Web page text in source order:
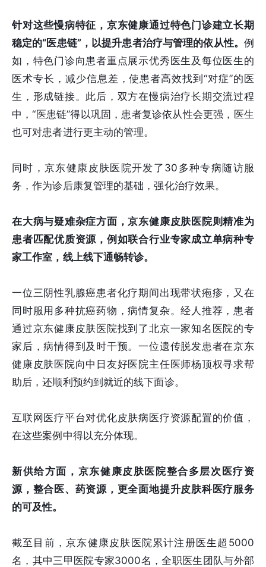
针对这些慢病特征，京东健康通过特色门诊建立长期
稳定的“医患链”，以提升患者治疗与管理的依从性。 例
如，特色门诊向患者重点展示优秀医生及每位医生的
医术专长，减少信息差，使患者高效找到“对症”的医
生，形成链接。此后，双方在慢病治疗长期交流过程
中，“医患链”得以巩固，患者复诊依从性会更强，医生
也可对患者进行更主动的管理。
同时，京东健康皮肤医院开发了30多种专病随访服
务，作为诊后康复管理的基础，强化治疗效果。
在大病与疑难杂症方面，京东健康皮肤医院则精准为
患者匹配优质资源，例如联合行业专家成立单病种专
家工作室，线上线下通畅转诊。
一位三阴性乳腺癌患者化疗期间出现带状疱疹，又在
同时服用多种抗癌药物，病情复杂。经人推荐，患者
通过京东健康皮肤医院找到了北京一家知名医院的专
家后，病情得到及时干预。一位遗传脱发患者在京东
健康皮肤医院向中日友好医院主任医师杨顶权寻求帮
助后，还顺利预约到就近的线下面诊。
互联网医疗平台对优化皮肤病医疗资源配置的价值，
在这些案例中得以充分体现。
新供给方面，京东健康皮肤医院整合多层次医疗资
源，整合医、药资源，更全面地提升皮肤科医疗服务
的可及性。
截至目前，京东健康皮肤医院累计注册医生超5000
名，其中三甲医院专家3000名，全职医生团队与外部